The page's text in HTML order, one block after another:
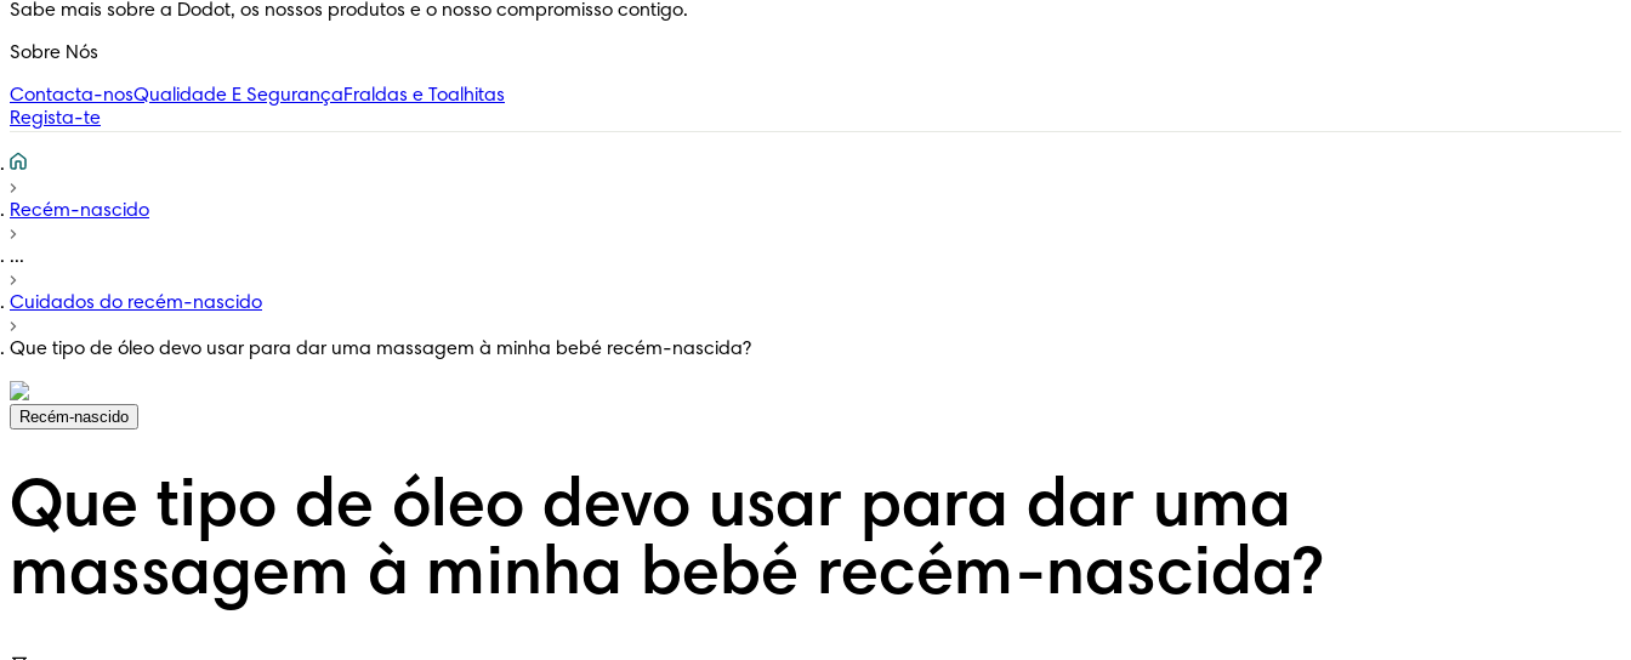
Sabe mais sobre a Dodot, os nossos produtos e o nosso compromisso contigo.
Sobre Nós
Contacta-nosQualidade E SegurançaFraldas e Toalhitas
Regista-te
Recém-nascido
...
Cuidados do recém-nascido
Que tipo de óleo devo usar para dar uma massagem à minha bebé recém-nascida?
Recém-nascido
Que tipo de óleo devo usar para dar uma
massagem à minha bebé recém-nascida?